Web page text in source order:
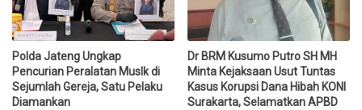
Polda Jateng Ungkap
Pencurian Peralatan Muslk di
Sejumlah Gereja, Satu Pelaku
Diamankan
Dr BRM Kusumo Putro SH MH
Minta Kejaksaan Usut Tuntas
Kasus Korupsi Dana Hibah KONI
Surakarta, Selamatkan APBD